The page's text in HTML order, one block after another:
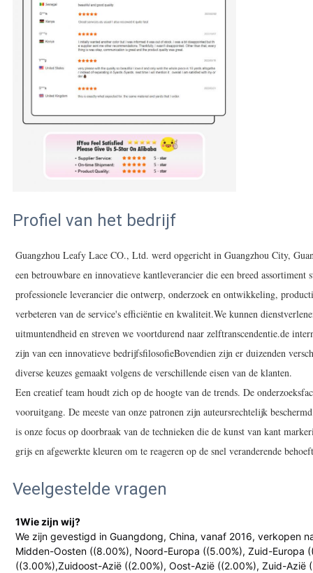
Profiel van het bedrijf
Guangzhou Leafy Lace CO., Ltd. werd opgericht in Guangzhou City,
een betrouwbare en innovatieve kantleverancier die een breed
professionele leverancier die ontwerp, onderzoek en ontwikkeling,
verbeteren van de service's efficiëntie en kwaliteit.We kunnen
uitmuntendheid en streven we voortdurend naar zelftranscendentie.de
zijn van een innovatieve bedrijfsfilosofieBovendien zijn er duizenden
diverse keuzes gemaakt volgens de verschillende eisen van de klanten.
Een creatief team houdt zich op de hoogte van de trends. De
vooruitgang. De meeste van onze patronen zijn auteursrechtelijk
is onze focus op doorbraak van de technieken die de kunst van kant
grijs en afgewerkte kleuren om te reageren op de snel veranderende
Veelgestelde vragen
1Wie zijn wij?
We zijn gevestigd in Guangdong, China, vanaf 2016, verkopen
Midden-Oosten ((8.00%), Noord-Europa ((5.00%), Zuid-Europa
((3.00%),Zuidoost-Azië ((2.00%), Oost-Azië ((2.00%), Zuid-Azië